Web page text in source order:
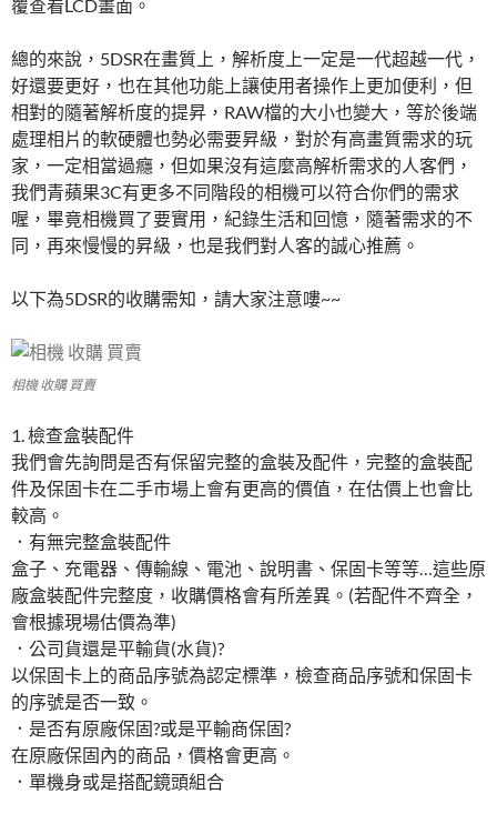
覆查看LCD畫面。
總的來說，5DSR在畫質上，解析度上一定是一代超越一代，
好還要更好，也在其他功能上讓使用者操作上更加便利，但
相對的隨著解析度的提昇，RAW檔的大小也變大，等於後端
處理相片的軟硬體也勢必需要昇級，對於有高畫質需求的玩
家，一定相當過癮，但如果沒有這麼高解析需求的人客們，
我們青蘋果3C有更多不同階段的相機可以符合你們的需求
喔，畢竟相機買了要實用，紀錄生活和回憶，隨著需求的不
同，再來慢慢的昇級，也是我們對人客的誠心推薦。
以下為5DSR的收購需知，請大家注意嘍~~
相機 收購 買賣
1. 檢查盒裝配件
我們會先詢問是否有保留完整的盒裝及配件，完整的盒裝配
件及保固卡在二手市場上會有更高的價值，在估價上也會比
較高。
．有無完整盒裝配件
盒子、充電器、傳輸線、電池、說明書、保固卡等等…這些原
廠盒裝配件完整度，收購價格會有所差異。(若配件不齊全，
會根據現場估價為準)
．公司貨還是平輸貨(水貨)?
以保固卡上的商品序號為認定標準，檢查商品序號和保固卡
的序號是否一致。
．是否有原廠保固?或是平輸商保固?
在原廠保固內的商品，價格會更高。
．單機身或是搭配鏡頭組合